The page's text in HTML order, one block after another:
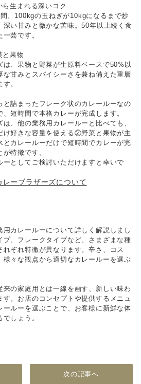
生まれる深いコク
、100kgの玉ねぎが10kgになるまで炒
い甘みと微かな苦味。50年以上続く食
芸です。
と果物
は、果物と野菜が生原料ベースで50%以
な甘みとスパイシーさを兼ね備えた重層
。
と詰まったフレーク状のカレールーなの
短時間で本格カレーが完成します。
、他の業務用カレールーと比べても、
好きな容量を使える②野菜と果物が主
カレールーだけで短時間でカレーが完
特徴です。
としてご検討いただけますと幸いで
レーブラザーズについて
カレールーについて詳しく解説しまし
プ、フレークタイプなど、さまざまな種
ぞれ特徴が異なります。辛さ、コス
様々な観点から適切なカレールーを選ぶ
の家庭用とは一線を画す、新しい味わ
。お店のコンセプトや提供するメニュ
ールーを選ぶことで、お客様に新鮮な体
しょう。
次の記事へ